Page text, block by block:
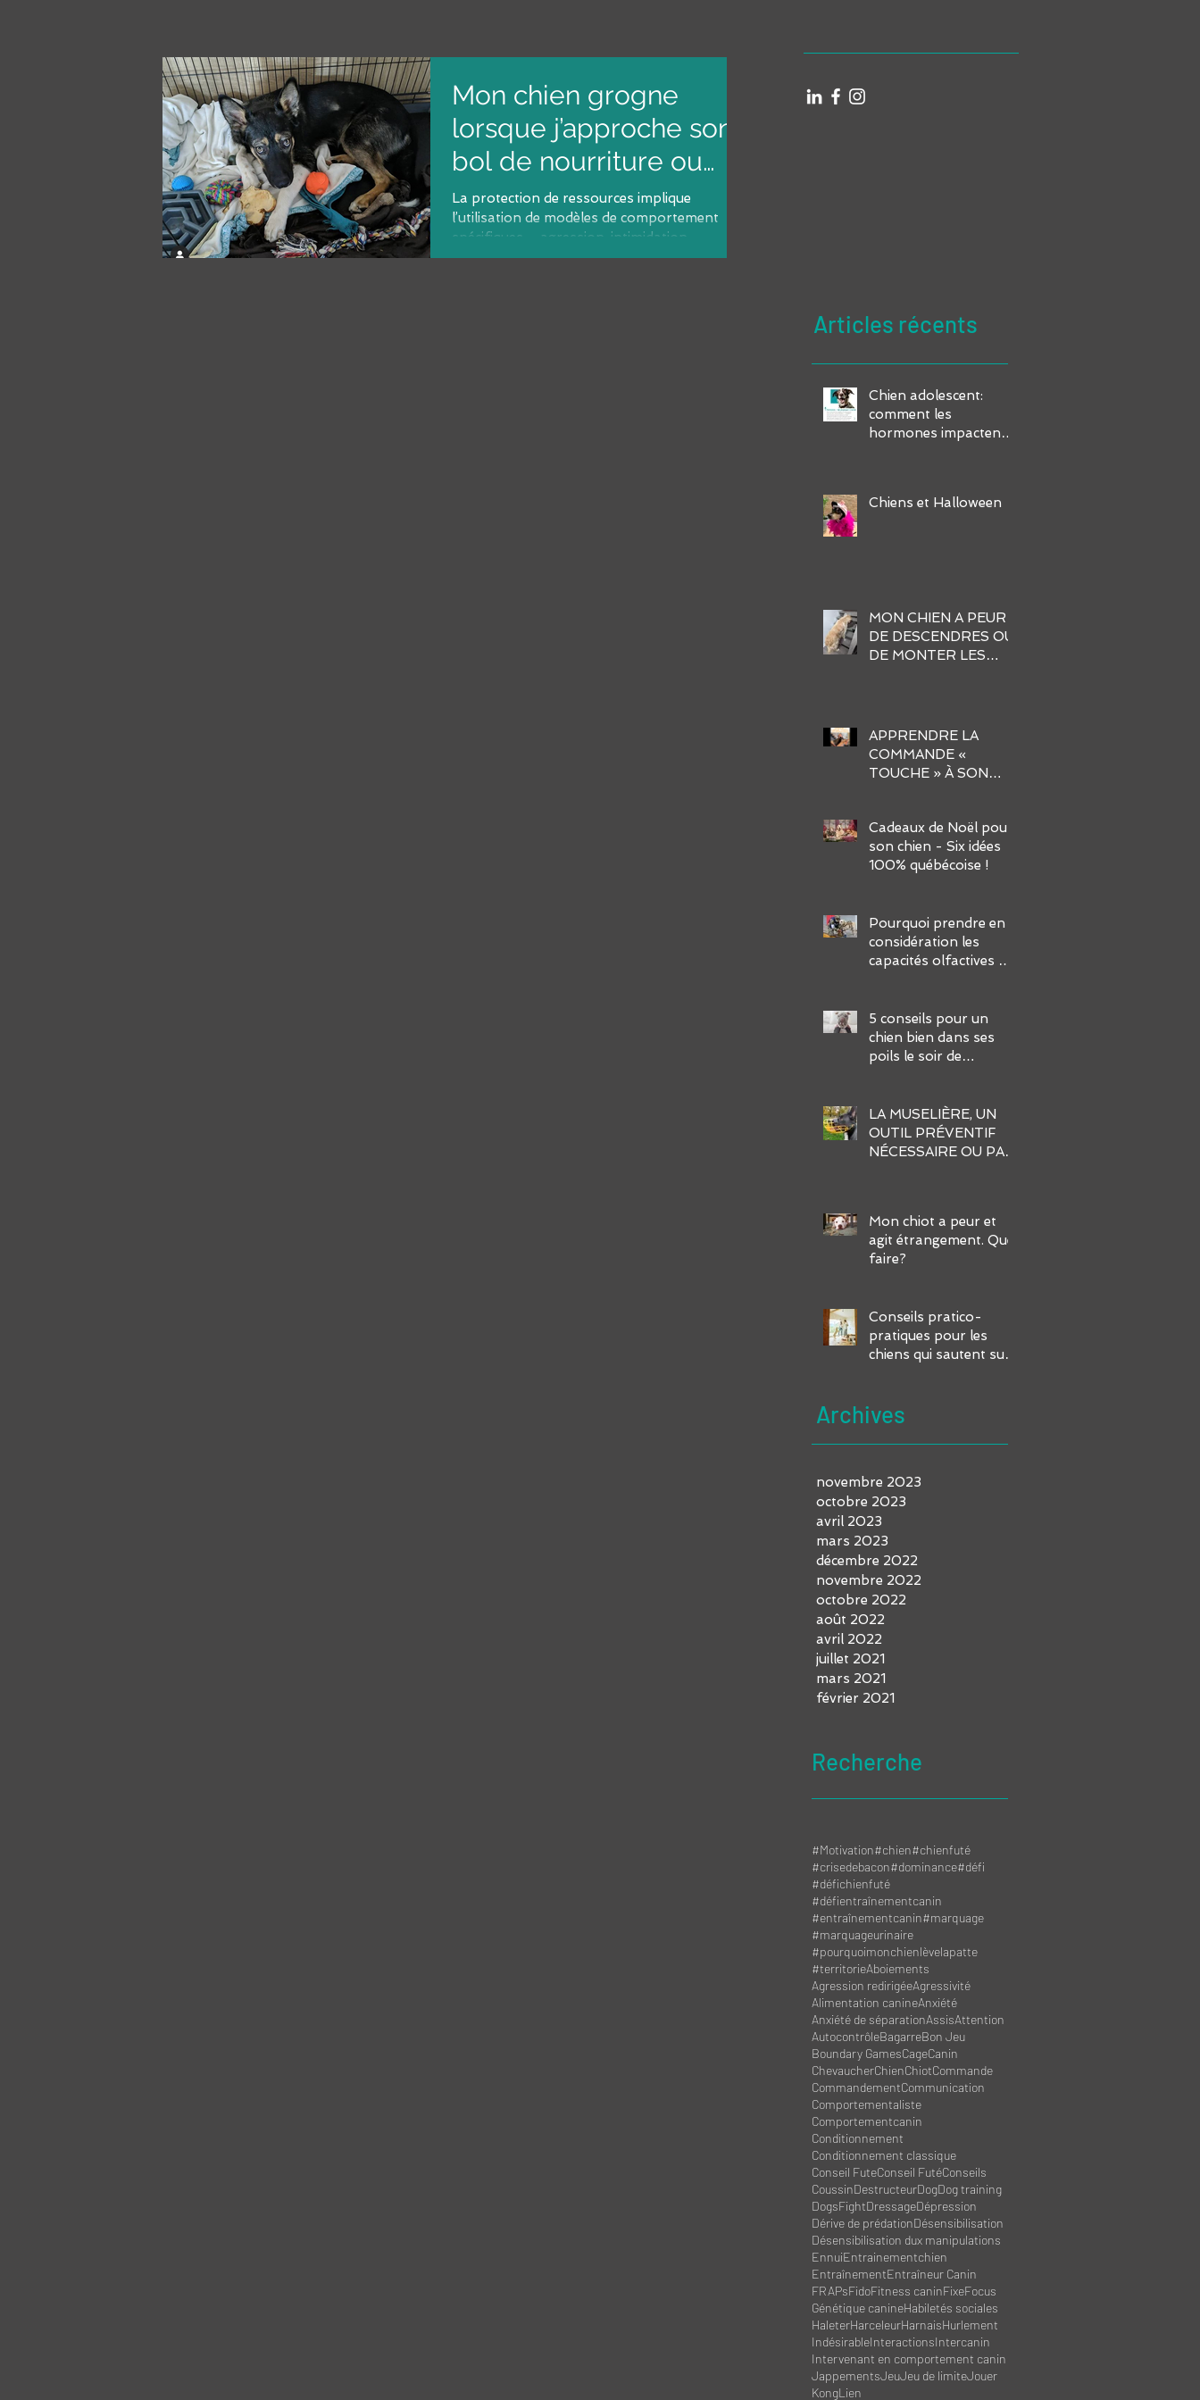
Mon chien grogne
lorsque j’approche son
bol de nourriture ou
lorsqu’il est
confortablement assis
sur
La protection de ressources implique
l’utilisation de modèles de comportement
spécifiques – agression, intimidation,
évitement, ingestion –
Articles récents
Chien adolescent:
comment les
hormones impactent-
défis?
Chiens et Halloween
MON CHIEN A PEUR
DE DESCENDRES OU
DE MONTER LES
APPRENDRE LA
COMMANDE «
TOUCHE » À SON
Cadeaux de Noël pour
son chien - Six idées
100% québécoise !
Pourquoi prendre en
considération les
capacités olfactives de
5 conseils pour un
chien bien dans ses
poils le soir de
LA MUSELIÈRE, UN
OUTIL PRÉVENTIF
NÉCESSAIRE OU PAS
Mon chiot a peur et
agit étrangement. Que
faire?
Conseils pratico-
pratiques pour les
chiens qui sautent sur
Archives
novembre 2023
octobre 2023
avril 2023
mars 2023
décembre 2022
novembre 2022
octobre 2022
août 2022
avril 2022
juillet 2021
mars 2021
février 2021
Recherche
#Motivation#chien#chienfuté
#crisedebacon#dominance#défi
#défichienfuté
#défientraînementcanin
#entraînementcanin#marquage
#marquageurinaire
#pourquoimonchienlèvelapatte
#territorieAboiements
Agression redirigéeAgressivité
Alimentation canineAnxiété
Anxiété de séparationAssisAttention
AutocontrôleBagarreBon Jeu
Boundary GamesCageCanin
ChevaucherChienChiotCommande
CommandementCommunication
Comportementaliste
Comportementcanin
Conditionnement
Conditionnement classique
Conseil FuteConseil FutéConseils
CoussinDestructeurDogDog training
DogsFightDressageDépression
Dérive de prédationDésensibilisation
Désensibilisation dux manipulations
EnnuiEntrainementchien
EntraînementEntraîneur Canin
FRAPsFidoFitness caninFixeFocus
Génétique canineHabiletés sociales
HaleterHarceleurHarnaisHurlement
IndésirableInteractionsIntercanin
Intervenant en comportement canin
JappementsJeuJeu de limiteJouer
KongLien